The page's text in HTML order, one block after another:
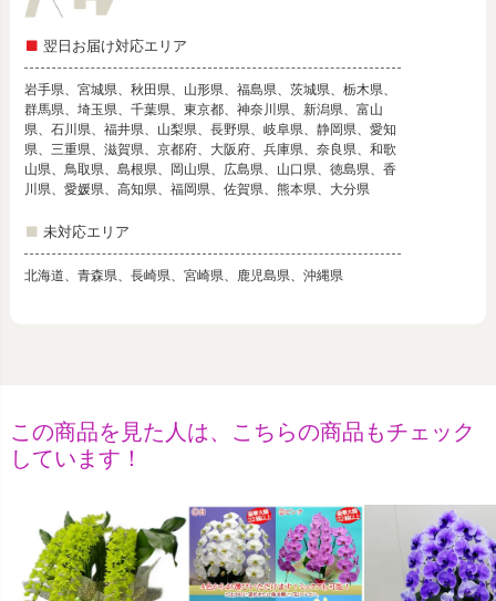
翌日お届け対応エリア
岩手県、宮城県、秋田県、山形県、福島県、茨城県、栃木県、
群馬県、埼玉県、千葉県、東京都、神奈川県、新潟県、富山
県、石川県、福井県、山梨県、長野県、岐阜県、静岡県、愛知
県、三重県、滋賀県、京都府、大阪府、兵庫県、奈良県、和歌
山県、鳥取県、島根県、岡山県、広島県、山口県、徳島県、香
川県、愛媛県、高知県、福岡県、佐賀県、熊本県、大分県
未対応エリア
北海道、青森県、長崎県、宮崎県、鹿児島県、沖縄県
この商品を見た人は、こちらの商品もチェック
しています！